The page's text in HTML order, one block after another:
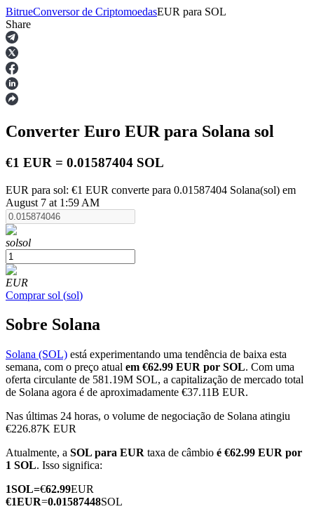
Futuros
Futuros de USDT
Futuros COIN-M
TradFi
BitrueConversor de CriptomoedasEUR para SOL
Share
Converter Euro EUR para Solana sol
€1 EUR = 0.01587404 SOL
EUR para sol: €1 EUR converte para 0.01587404 Solana(sol) em
August 7 at 1:59 AM
solsol
EUR
Comprar sol (sol)
Sobre Solana
Solana (SOL) está experimentando uma tendência de baixa esta
semana, com o preço atual em €62.99 EUR por SOL. Com uma
oferta circulante de 581.19M SOL, a capitalização de mercado total
de Solana agora é de aproximadamente €37.11B EUR.
Nas últimas 24 horas, o volume de negociação de Solana atingiu
€226.87K EUR
Atualmente, a SOL para EUR taxa de câmbio é €62.99 EUR por
1 SOL. Isso significa:
1SOL=€62.99EUR
€1EUR=0.01587448SOL